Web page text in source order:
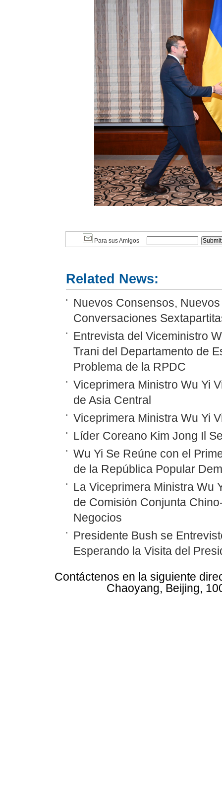
Para sus Amigos
Related News:
Nuevos Consensos,
Conversaciones
Entrevista del Viceministro
Trani del Departamento de
Problema de la RPDC
Viceprimera Ministro Wu Yi
de Asia Central
Viceprimera Ministra Wu Yi
Líder Coreano Kim Jong Il
Wu Yi Se Reúne con el
de la República Popular
La Viceprimera Ministra Wu
de Comisión Conjunta
Negocios
Presidente Bush se
Esperando la Visita del
Contáctenos en la siguiente
Chaoyang, Beijing,